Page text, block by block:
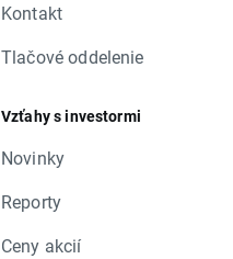
Kontakt
Tlačové oddelenie
Vzťahy s investormi
Novinky
Reporty
Ceny akcií